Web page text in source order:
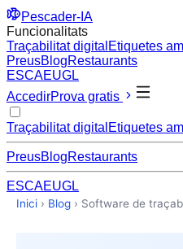
Pescader-IA
Funcionalitats
Traçabilitat digital Etiquetes
PreusBlogRestaurants
ESCAEUGL
AccedirProva gratis
Traçabilitat digital Etiquetes
PreusBlogRestaurants
ESCAEUGL
Inici › Blog › Software de